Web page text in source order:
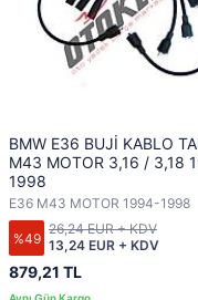
BMW E36 BUJİ KABLO
M43 MOTOR 3,16 / 3,18
1998
E36 M43 MOTOR 1994-1998
%49
879,21 TL
13,24 EUR + KDV
26,24 EUR + KDV